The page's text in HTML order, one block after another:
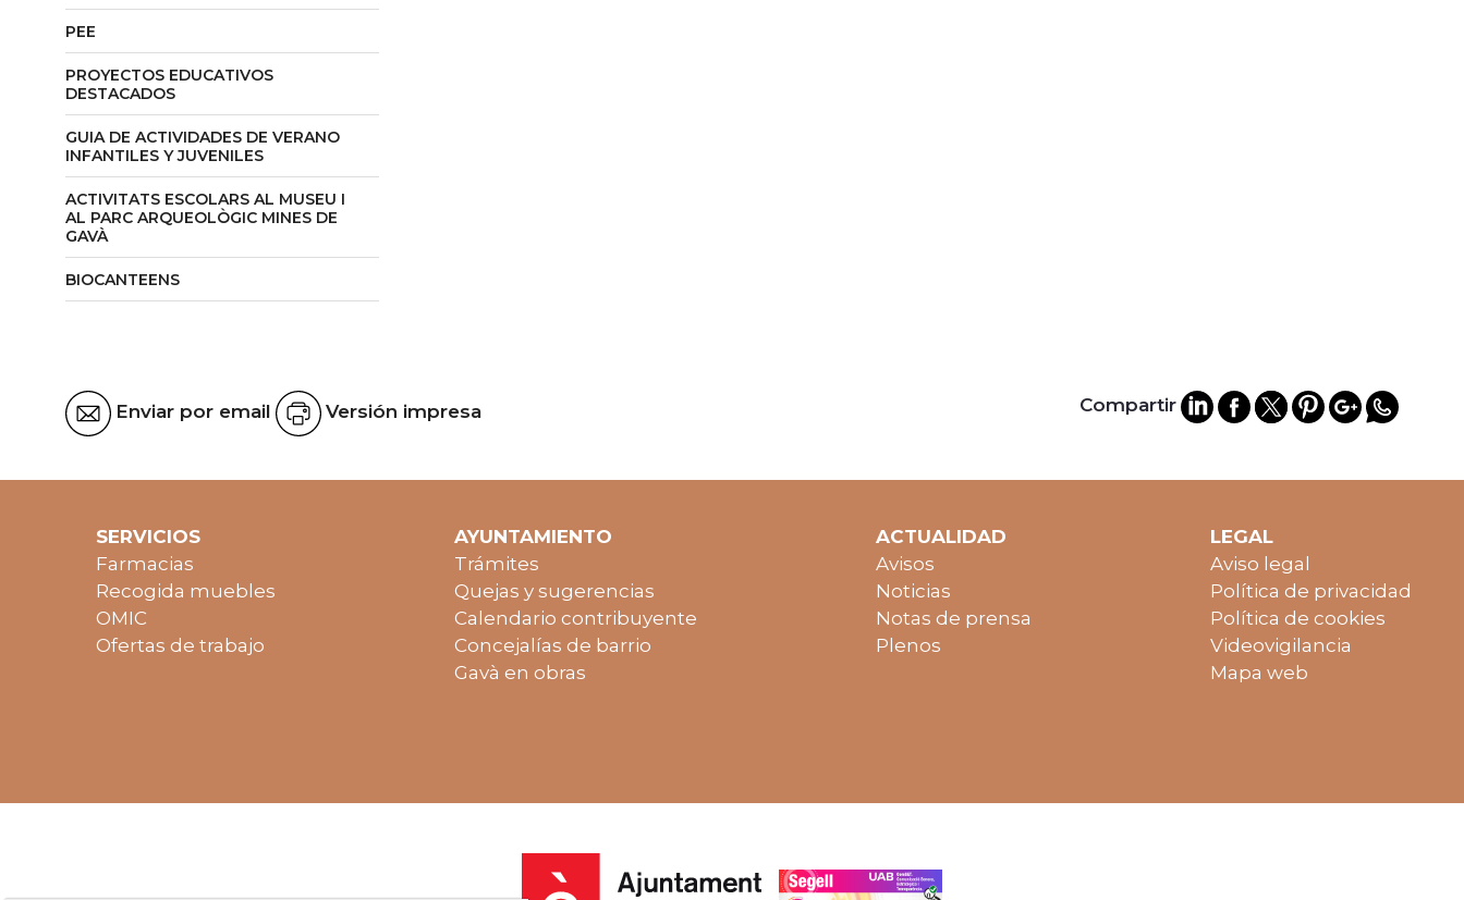
PEE
PROYECTOS EDUCATIVOS
DESTACADOS
GUIA DE ACTIVIDADES DE VERANO
INFANTILES Y JUVENILES
ACTIVITATS ESCOLARS AL MUSEU I
AL PARC ARQUEOLÒGIC MINES DE
GAVÀ
BIOCANTEENS
Enviar por email Versión impresa Compartir
SERVICIOS
Farmacias
Recogida muebles
OMIC
Ofertas de trabajo
AYUNTAMIENTO
Trámites
Quejas y sugerencias
Calendario contribuyente
Concejalías de barrio
Gavà en obras
ACTUALIDAD
Avisos
Noticias
Notas de prensa
Plenos
LEGAL
Aviso legal
Política de privacidad
Política de cookies
Videovigilancia
Mapa web